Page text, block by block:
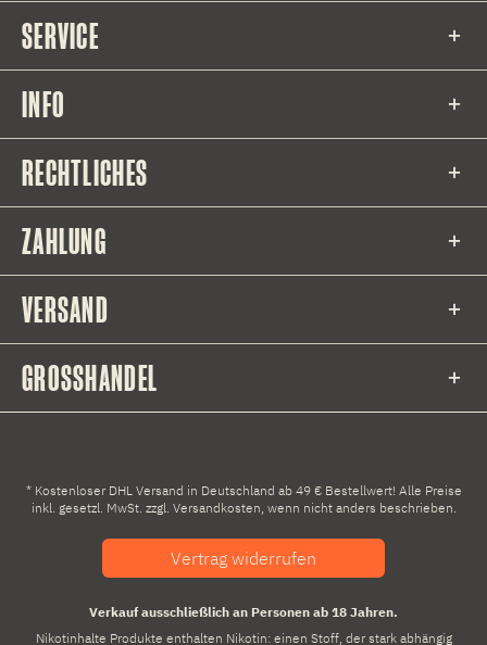
SERVICE
INFO
RECHTLICHES
ZAHLUNG
VERSAND
GROSSHANDEL
* Kostenloser DHL Versand in Deutschland ab 49 € Bestellwert! Alle Preise
inkl. gesetzl. MwSt. zzgl. Versandkosten , wenn nicht anders beschrieben.
Vertrag widerrufen
Verkauf ausschließlich an Personen ab 18 Jahren.
Nikotinhalte Produkte enthalten Nikotin: einen Stoff, der stark abhängig